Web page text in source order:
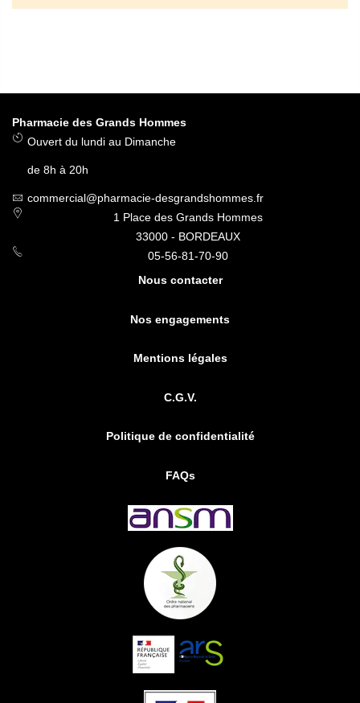
Pharmacie des Grands Hommes
Ouvert du lundi au Dimanche
de 8h à 20h
commercial@pharmacie-desgrandshommes.fr
1 Place des Grands Hommes
33000 - BORDEAUX
05-56-81-70-90
Nous contacter
Nos engagements
Mentions légales
C.G.V.
Politique de confidentialité
FAQs